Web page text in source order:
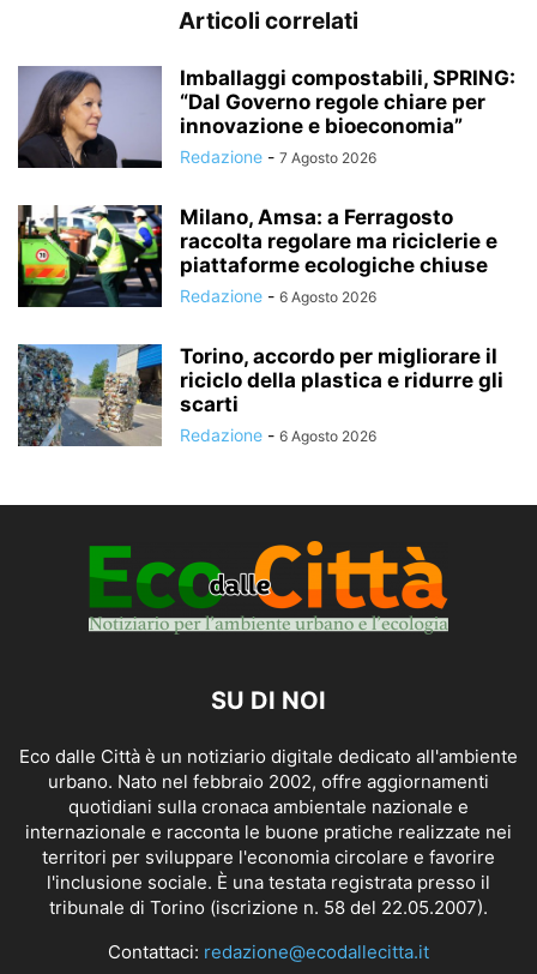
Articoli correlati
Imballaggi compostabili, SPRING:
“Dal Governo regole chiare per
innovazione e bioeconomia”
Redazione - 7 Agosto 2026
Milano, Amsa: a Ferragosto
raccolta regolare ma riciclerie e
piattaforme ecologiche chiuse
Redazione - 6 Agosto 2026
Torino, accordo per migliorare il
riciclo della plastica e ridurre gli
scarti
Redazione - 6 Agosto 2026
SU DI NOI
Eco dalle Città è un notiziario digitale dedicato all'ambiente
urbano. Nato nel febbraio 2002, offre aggiornamenti
quotidiani sulla cronaca ambientale nazionale e
internazionale e racconta le buone pratiche realizzate nei
territori per sviluppare l'economia circolare e favorire
l'inclusione sociale. È una testata registrata presso il
tribunale di Torino (iscrizione n. 58 del 22.05.2007).
Contattaci: redazione@ecodallecitta.it